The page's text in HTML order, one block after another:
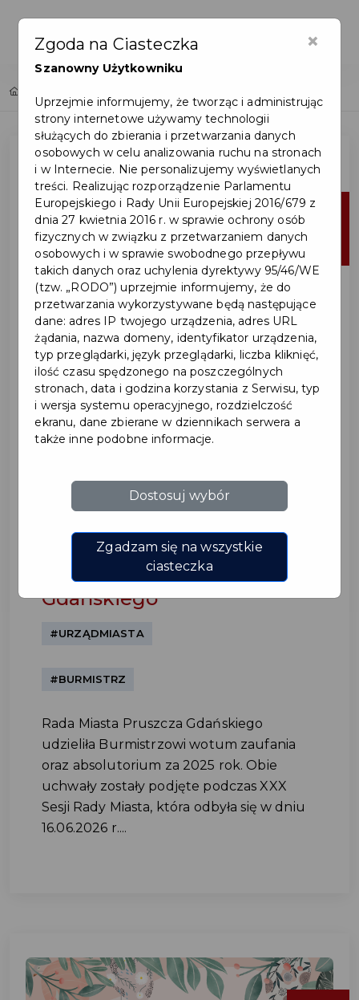
Wotum zaufania i
absolutorium dla
Burmistrza Pruszcza
Gdańskiego
#URZĄDMIASTA
#BURMISTRZ
Rada Miasta Pruszcza Gdańskiego
udzieliła Burmistrzowi wotum zaufania
oraz absolutorium za 2025 rok. Obie
uchwały zostały podjęte podczas XXX
Sesji Rady Miasta, która odbyła się w dniu
16.06.2026 r....
×
Zgoda na Ciasteczka
Szanowny Użytkowniku
Uprzejmie informujemy, że tworząc i administrując
strony internetowe używamy technologii
służących do zbierania i przetwarzania danych
osobowych w celu analizowania ruchu na stronach
i w Internecie. Nie personalizujemy wyświetlanych
treści. Realizując rozporządzenie Parlamentu
Europejskiego i Rady Unii Europejskiej 2016/679 z
dnia 27 kwietnia 2016 r. w sprawie ochrony osób
fizycznych w związku z przetwarzaniem danych
osobowych i w sprawie swobodnego przepływu
takich danych oraz uchylenia dyrektywy 95/46/WE
(tzw. „RODO”) uprzejmie informujemy, że do
przetwarzania wykorzystywane będą następujące
dane: adres IP twojego urządzenia, adres URL
żądania, nazwa domeny, identyfikator urządzenia,
typ przeglądarki, język przeglądarki, liczba kliknięć,
ilość czasu spędzonego na poszczególnych
stronach, data i godzina korzystania z Serwisu, typ
i wersja systemu operacyjnego, rozdzielczość
ekranu, dane zbierane w dziennikach serwera a
także inne podobne informacje.
Dostosuj wybór
Zgadzam się na wszystkie
ciasteczka